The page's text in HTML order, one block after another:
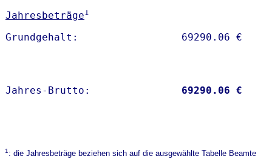
Jahresbeträge1
Jahres-Brutto: 69290.06 €
1: die Jahresbeträge beziehen sich auf die ausgewählte Tabelle Beamte